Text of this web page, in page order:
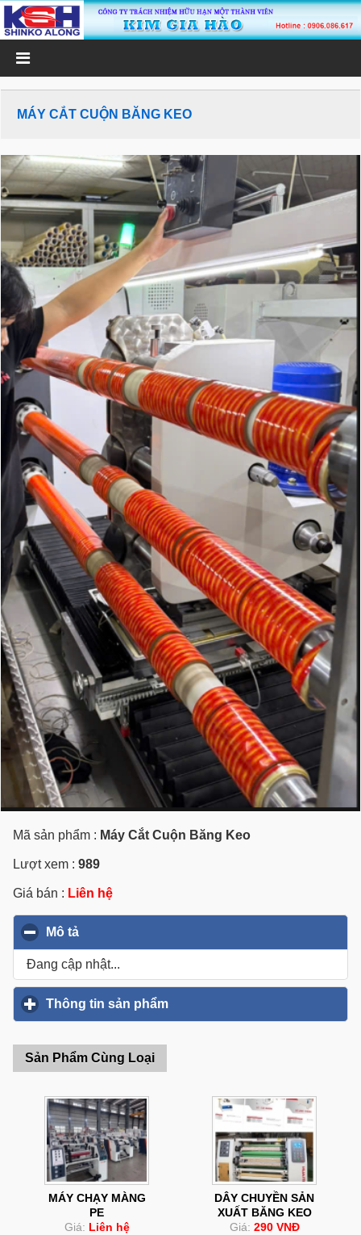
MÁY CẮT CUỘN BĂNG KEO
Mã sản phẩm : Máy Cắt Cuộn Băng Keo
Lượt xem : 989
Giá bán : Liên hệ
Mô tả
Đang cập nhật...
Thông tin sản phẩm
Sản Phẩm Cùng Loại
MÁY CHẠY MÀNG
PE
Giá: Liên hệ
DÂY CHUYỀN SẢN
XUẤT BĂNG KEO
Giá: 290 VNĐ